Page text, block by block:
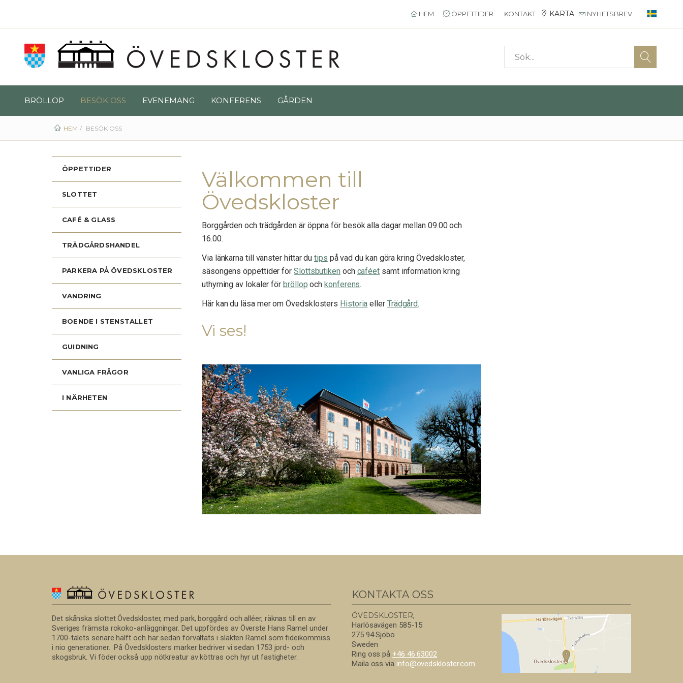
HEM ÖPPETTIDER KONTAKT KARTA NYHETSBREV
BRÖLLOP BESÖK OSS EVENEMANG KONFERENS GÅRDEN
HEM BESÖK OSS
Välkommen till
Övedskloster
Borggården och trädgården är öppna för besök alla dagar mellan 09.00 och
16.00.
Via länkarna till vänster hittar dutips på vad du kan göra kring Övedskloster,
säsongens öppettider för Slottsbutiken och caféet samt information kring
uthyrning av lokaler för bröllop ochkonferens.
Här kan du läsa mer om Övedsklosters Historia eller Trädgård.
Vi ses!
ÖPPETTIDER
SLOTTET
CAFÉ & GLASS
TRÄDGÅRDSHANDEL
PARKERA PÅ ÖVEDSKLOSTER
VANDRING
BOENDE I STENSTALLET
GUIDNING
VANLIGA FRÅGOR
I NÄRHETEN
Det skånska slottet Övedskloster, med park, borggård och alléer, räknas till en av
Sveriges främsta rokoko-anläggningar. Det uppfördes av Överste Hans Ramel under
1700-talets senare hälft och har sedan förvaltats i släkten Ramel som fideikommiss
i nio generationer. På Övedsklosters marker bedriver vi sedan 1753 jord- och
skogsbruk. Vi föder också upp nötkreatur av köttras och hyr ut fastigheter.
KONTAKTA OSS
ÖVEDSKLOSTER,
Harlösavägen 585-15
275 94 Sjöbo
Sweden
Ring oss på +46 46 63002
Maila oss via info@ovedskloster.com